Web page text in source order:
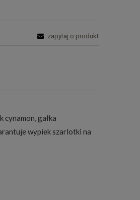
zapytaj o produkt
gałka
wypiek szarlotki na